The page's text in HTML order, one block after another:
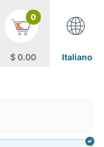
0
$0.00 Italiano